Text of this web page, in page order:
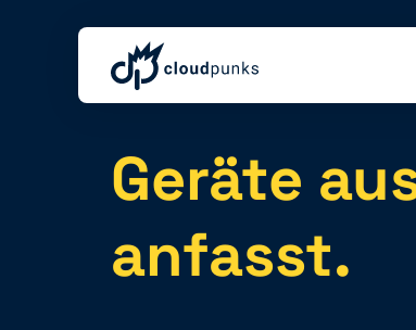
Geräte
anfasst.